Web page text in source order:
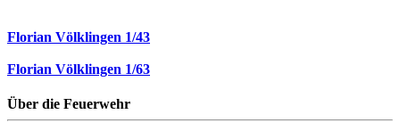
Florian Völklingen 1/43
Florian Völklingen 1/63
Über die Feuerwehr